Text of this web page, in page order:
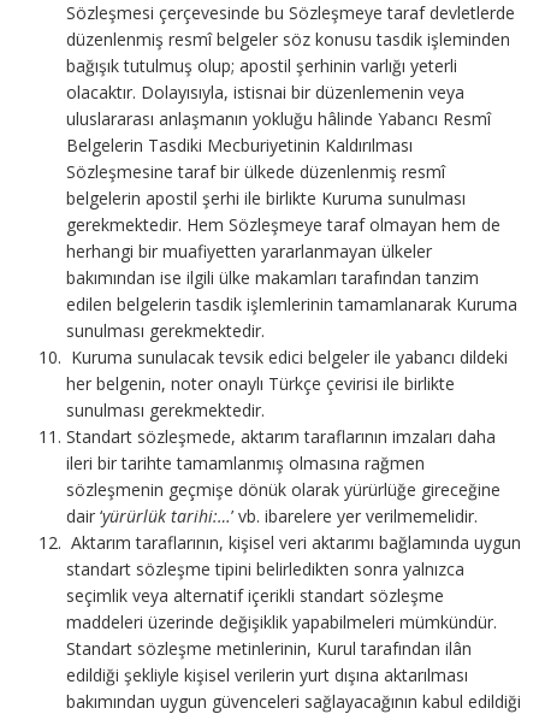
Sözleşmesi çerçevesinde bu Sözleşmeye taraf devletlerde
düzenlenmiş resmî belgeler söz konusu tasdik işleminden
bağışık tutulmuş olup; apostil şerhinin varlığı yeterli
olacaktır. Dolayısıyla, istisnai bir düzenlemenin veya
uluslararası anlaşmanın yokluğu hâlinde Yabancı Resmî
Belgelerin Tasdiki Mecburiyetinin Kaldırılması
Sözleşmesine taraf bir ülkede düzenlenmiş resmî
belgelerin apostil şerhi ile birlikte Kuruma sunulması
gerekmektedir. Hem Sözleşmeye taraf olmayan hem de
herhangi bir muafiyetten yararlanmayan ülkeler
bakımından ise ilgili ülke makamları tarafından tanzim
edilen belgelerin tasdik işlemlerinin tamamlanarak Kuruma
sunulması gerekmektedir.
Kuruma sunulacak tevsik edici belgeler ile yabancı dildeki
her belgenin, noter onaylı Türkçe çevirisi ile birlikte
sunulması gerekmektedir.
Standart sözleşmede, aktarım taraflarının imzaları daha
ileri bir tarihte tamamlanmış olmasına rağmen
sözleşmenin geçmişe dönük olarak yürürlüğe gireceğine
dair ‘yürürlük tarihi:…’ vb. ibarelere yer verilmemelidir.
Aktarım taraflarının, kişisel veri aktarımı bağlamında uygun
standart sözleşme tipini belirledikten sonra yalnızca
seçimlik veya alternatif içerikli standart sözleşme
maddeleri üzerinde değişiklik yapabilmeleri mümkündür.
Standart sözleşme metinlerinin, Kurul tarafından ilân
edildiği şekliyle kişisel verilerin yurt dışına aktarılması
bakımından uygun güvenceleri sağlayacağının kabul edildiği